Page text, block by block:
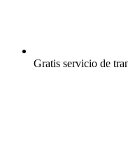
Gratis servicio de